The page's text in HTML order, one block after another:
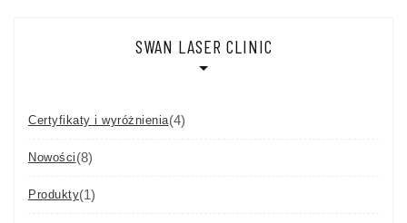
SWAN LASER CLINIC
Certyfikaty i wyróżnienia(4)
Nowości (8)
Produkty(1)